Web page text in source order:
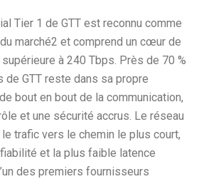
Tier 1 de GTT est reconnu comme
marché2 et comprend un cœur de
à 240 Tbps. Près de 70 %
GTT reste dans sa propre
bout en bout de la communication,
et une sécurité accrus. Le réseau
trafic vers le chemin le plus court,
et la plus faible latence
des premiers fournisseurs